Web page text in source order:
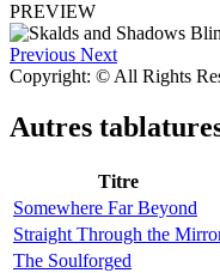
PREVIEW
Previous Next
Copyright: © All Rights
Autres
Titre
Somewhere Far Beyond
Straight Through the
The Soulforged